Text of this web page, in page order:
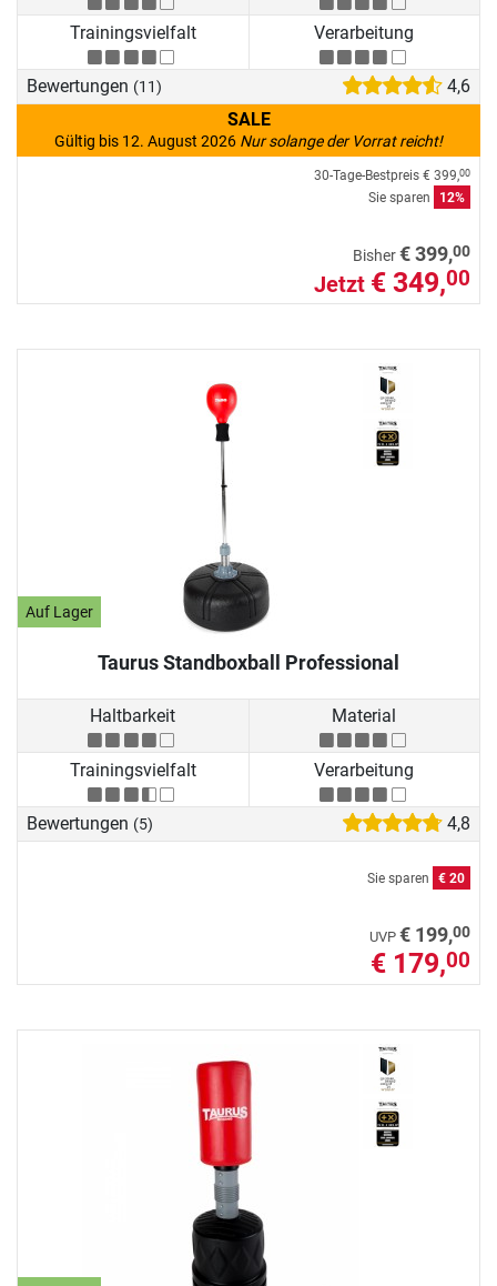
Trainingsvielfalt Verarbeitung
Bewertungen (11)
4,6
SALE
Gültig bis 12. August 2026 Nur solange der Vorrat reicht!
30-Tage-Bestpreis € 399,00
Sie sparen 12%
Bisher€ 399,00
Jetzt € 349,00
Auf Lager
Taurus Standboxball Professional
Haltbarkeit Material
Trainingsvielfalt Verarbeitung
Bewertungen (5) 4,8
Sie sparen € 20
UVP € 199,00
€ 179,00